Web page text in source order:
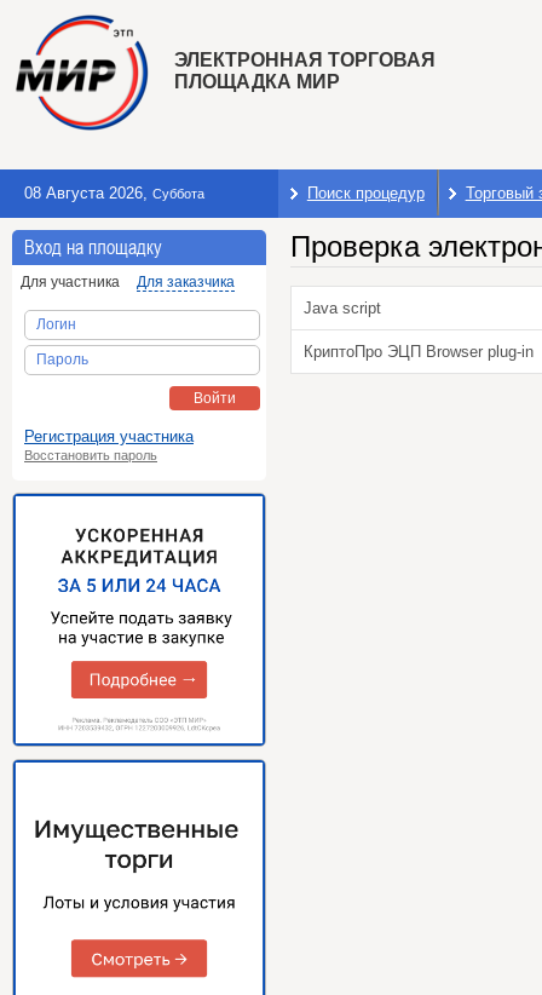
ЭЛЕКТРОННАЯ ТОРГОВАЯ
ПЛОЩАДКА МИР
08 Августа 2026, Суббота Поиск процедур Торговый
Вход на площадку
Для участника Для заказчика
Логин
Пароль
Войти
Регистрация участника
Восстановить пароль
Проверка
Java script
КриптоПро ЭЦП Browser plug-in